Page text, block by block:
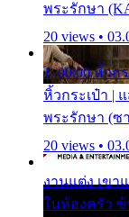
พระรักษา
20 views •
1. 00:00 หิ้วก
หิ้วกระเป๋า |
พระรักษา (ซ
20 views •
งานแต่ง เขา
ในห้องครัว ข้